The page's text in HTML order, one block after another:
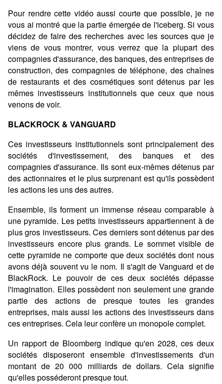
Pour rendre cette vidéo aussi courte que possible, je ne
vous ai montré que la partie émergée de l'iceberg. Si vous
décidez de faire des recherches avec les sources que je
viens de vous montrer, vous verrez que la plupart des
compagnies d'assurance, des banques, des entreprises de
construction, des compagnies de téléphone, des chaînes
de restaurants et des cosmétiques sont détenus par les
mêmes investisseurs institutionnels que ceux que nous
venons de voir.
BLACKROCK & VANGUARD
Ces investisseurs institutionnels sont principalement des
sociétés d'investissement, des banques et des
compagnies d'assurance. Ils sont eux-mêmes détenus par
des actionnaires et le plus surprenant est qu'ils possèdent
les actions les uns des autres.
Ensemble, ils forment un immense réseau comparable à
une pyramide. Les petits investisseurs appartiennent à de
plus gros investisseurs. Ces derniers sont détenus par des
investisseurs encore plus grands. Le sommet visible de
cette pyramide ne comporte que deux sociétés dont nous
avons déjà souvent vu le nom. Il s'agit de Vanguard et de
BlackRock. Le pouvoir de ces deux sociétés dépasse
l'imagination. Elles possèdent non seulement une grande
partie des actions de presque toutes les grandes
entreprises, mais aussi les actions des investisseurs dans
ces entreprises. Cela leur confère un monopole complet.
Un rapport de Bloomberg indique qu'en 2028, ces deux
sociétés disposeront ensemble d'investissements d'un
montant de 20 000 milliards de dollars. Cela signifie
qu'elles posséderont presque tout.